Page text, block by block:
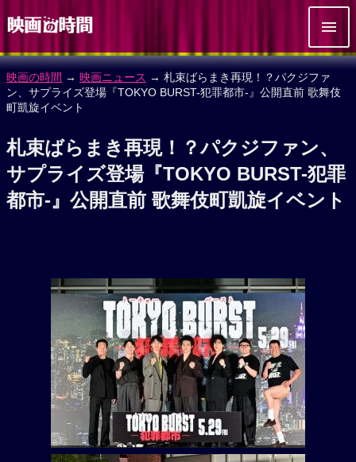
映画の時間 → 映画ニュース → 札束ばらまき再現！？パクジファ
ン、サプライズ登場『TOKYO BURST-犯罪都市-』公開直前 歌舞伎
町凱旋イベント
札束ばらまき再現！？パクジファン、
サプライズ登場『TOKYO BURST-犯罪
都市-』公開直前 歌舞伎町凱旋イベント